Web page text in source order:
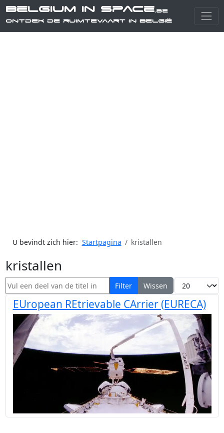
Belgium in Space.be
Ontdek de ruimtevaart in België
U bevindt zich hier: Startpagina kristallen
kristallen
Vul een deel van de titel in Filter Wissen Toon #
EUropean REtrievable CArrier (EURECA)